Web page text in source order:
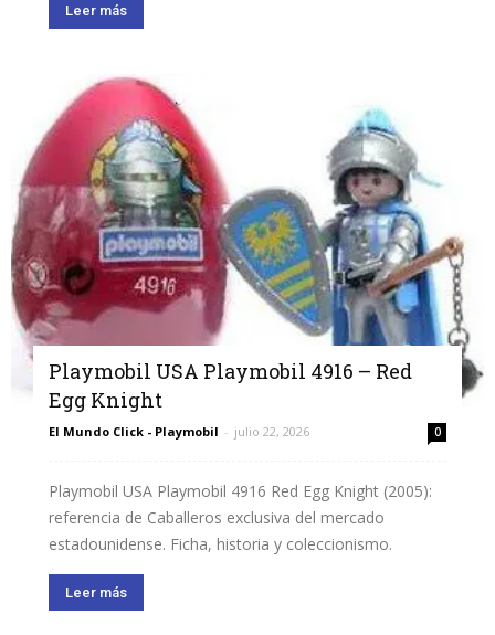
Leer más
Playmobil USA Playmobil 4916 – Red
Egg Knight
El Mundo Click - Playmobil - julio 22, 2026 0
Playmobil USA Playmobil 4916 Red Egg Knight (2005):
referencia de Caballeros exclusiva del mercado
estadounidense. Ficha, historia y coleccionismo.
Leer más